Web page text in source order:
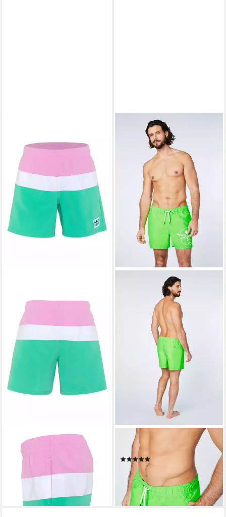
CHIEMSEE
Badeshorts
24,95 €
34,95 €
-29%
lieferbar - in 8-10 Werktagen bei
CHIEMSEE
Badeshorts
29,99 €
lieferbar - in 2-3 Werktagen bei dir